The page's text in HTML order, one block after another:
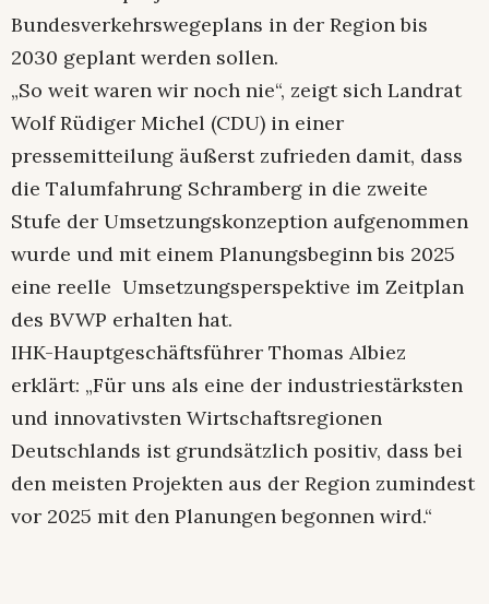
Bundesverkehrswegeplans in der Region bis
2030 geplant werden sollen.
„So weit waren wir noch nie“, zeigt sich Landrat
Wolf Rüdiger Michel (CDU) in einer
pressemitteilung äußerst zufrieden damit, dass
die Talumfahrung Schramberg in die zweite
Stufe der Umsetzungskonzeption aufgenommen
wurde und mit einem Planungsbeginn bis 2025
eine reelle Umsetzungsperspektive im Zeitplan
des BVWP erhalten hat.
IHK-Hauptgeschäftsführer Thomas Albiez
erklärt: „Für uns als eine der industriestärksten
und innovativsten Wirtschaftsregionen
Deutschlands ist grundsätzlich positiv, dass bei
den meisten Projekten aus der Region zumindest
vor 2025 mit den Planungen begonnen wird.“